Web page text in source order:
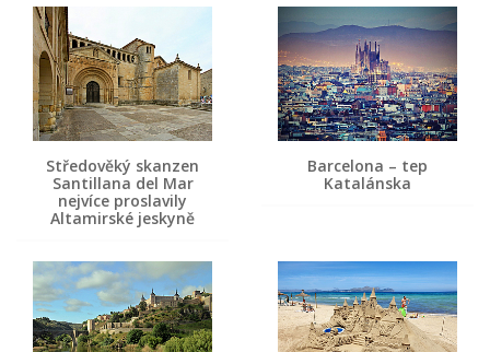
Středověký skanzen
Santillana del Mar
nejvíce proslavily
Altamirské jeskyně
Barcelona – tep
Katalánska